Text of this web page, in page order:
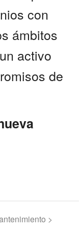
con
ámbitos
activo
de
>